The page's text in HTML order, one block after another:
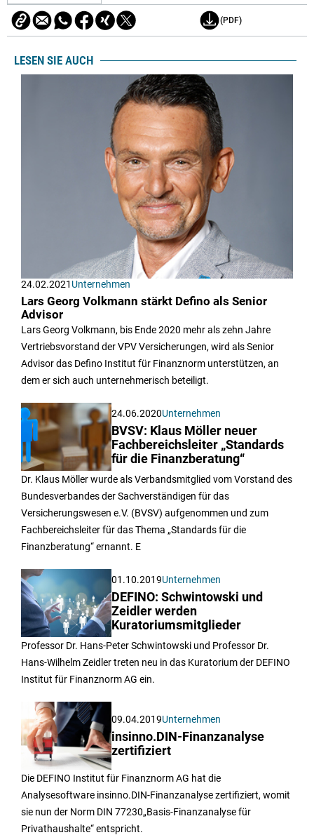
(PDF)
LESEN SIE AUCH
24.02.2021 Unternehmen
Lars Georg Volkmann stärkt Defino als Senior
Advisor
Lars Georg Volkmann, bis Ende 2020 mehr als zehn Jahre
Vertriebsvorstand der VPV Versicherungen, wird als Senior
Advisor das Defino Institut für Finanznorm unterstützen, an
dem er sich auch unternehmerisch beteiligt.
24.06.2020Unternehmen
BVSV: Klaus Möller neuer
Fachbereichsleiter „Standards
für die Finanzberatung“
Dr. Klaus Möller wurde als Verbandsmitglied vom Vorstand des
Bundesverbandes der Sachverständigen für das
Versicherungswesen e.V. (BVSV) aufgenommen und zum
Fachbereichsleiter für das Thema „Standards für die
Finanzberatung“ ernannt. E
01.10.2019Unternehmen
DEFINO: Schwintowski und
Zeidler werden
Kuratoriumsmitglieder
Professor Dr. Hans-Peter Schwintowski und Professor Dr.
Hans-Wilhelm Zeidler treten neu in das Kuratorium der DEFINO
Institut für Finanznorm AG ein.
09.04.2019Unternehmen
insinno.DIN-Finanzanalyse
zertifiziert
Die DEFINO Institut für Finanznorm AG hat die
Analysesoftware insinno.DIN-Finanzanalyse zertifiziert, womit
sie nun der Norm DIN 77230„Basis-Finanzanalyse für
Privathaushalte“ entspricht.